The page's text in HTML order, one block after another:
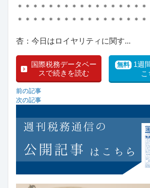
＊＊＊＊＊＊＊＊＊＊＊＊＊＊＊＊＊
＊＊＊＊＊＊＊＊＊＊＊＊＊＊＊＊＊
杏：今日はロイヤリティに関す...
国際税務データベー
スで続きを読む
無料 1週
こ
前の記事
次の記事